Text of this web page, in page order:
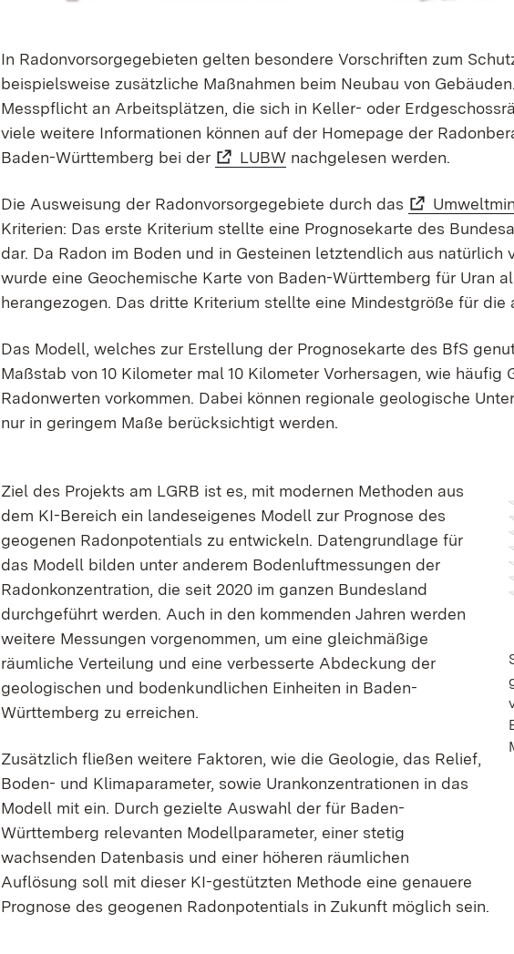
In Radon­vorsorge­gebieten gelten besondere Vorschriften zum
beispielsweise zusätzliche Maßnahmen beim Neubau von
Messpflicht an Arbeitsplätzen, die sich in Keller- oder
viele weitere Informationen können auf der Homepage der
Baden-Württemberg bei der
LUBW nachgelesen werden.
Die Ausweisung der Radon­vorsorge­gebiete durch das
Kriterien: Das erste Kriterium stellte eine Prognosekarte des
dar. Da Radon im Boden und in Gesteinen letztendlich aus natürlich
wurde eine Geochemische Karte von Baden-Württemberg für Uran
herangezogen. Das dritte Kriterium stellte eine Mindestgröße für die
Das Modell, welches zur Erstellung der Prognosekarte des BfS
Maßstab von 10 Kilometer mal 10 Kilometer Vorhersagen, wie häufig
Radonwerten vorkommen. Dabei können regionale geologische
nur in geringem Maße berücksichtigt werden.
Ziel des Projekts am LGRB ist es, mit modernen Methoden aus
dem KI-Bereich ein landeseigenes Modell zur Prognose des
geogenen Radonpotentials zu entwickeln. Datengrundlage für
das Modell bilden unter anderem Bodenluftmessungen der
Radonkonzentration, die seit 2020 im ganzen Bundesland
durchgeführt werden. Auch in den kommenden Jahren werden
weitere Messungen vorgenommen, um eine gleichmäßige
räumliche Verteilung und eine verbesserte Abdeckung der
geologischen und bodenkundlichen Einheiten in Baden-
Württemberg zu erreichen.
Zusätzlich fließen weitere Faktoren, wie die Geologie, das Relief,
Boden- und Klimaparameter, sowie Uran­konzentrationen in das
Modell mit ein. Durch gezielte Auswahl der für Baden-
Württemberg relevanten Modellparameter, einer stetig
wachsenden Datenbasis und einer höheren räumlichen
Auflösung soll mit dieser KI-gestützten Methode eine genauere
Prognose des geogenen Radonpotentials in Zukunft möglich sein.